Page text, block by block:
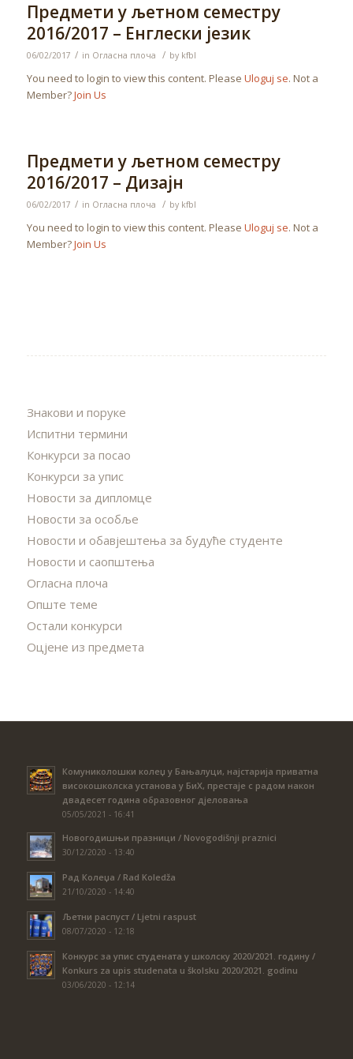
Предмети у љетном семестру
2016/2017 – Енглески језик
06/02/2017 / in Огласна плоча / by kfbl
You need to login to view this content. Please Uloguj se. Not a
Member?Join Us
Предмети у љетном семестру
2016/2017 – Дизајн
06/02/2017 / in Огласна плоча / by kfbl
You need to login to view this content. Please Uloguj se. Not a
Member?Join Us
Знакови и поруке
Испитни термини
Конкурси за посао
Конкурси за упис
Новости за дипломце
Новости за особље
Новости и обавјештења за будуће студенте
Новости и саопштења
Огласна плоча
Опште теме
Остали конкурси
Оцјене из предмета
Комуниколошки колеџ у Бањалуци, најстарија приватна
високошколска установа у БиХ, престаје с радом након
двадесет година образовног дјеловања
05/05/2021 - 16:41
Новогодишњи празници / Novogodišnji praznici
30/12/2020 - 13:40
Рад Колеџа / Rad Koledža
21/10/2020 - 14:40
Љетни распуст / Ljetni raspust
08/07/2020 - 12:18
Конкурс за упис студената у школску 2020/2021. годину /
Konkurs za upis studenata u školsku 2020/2021. godinu
03/06/2020 - 12:14